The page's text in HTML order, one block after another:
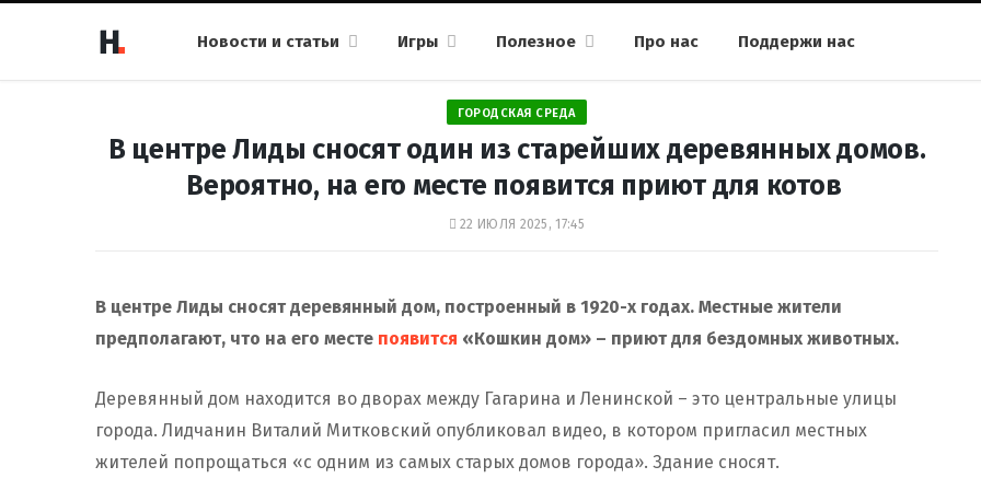
Новости и статьи Игры Полезное Про нас Поддержи нас
ГОРОДСКАЯ СРЕДА
В центре Лиды сносят один из старейших деревянных домов.
Вероятно, на его месте появится приют для котов
22 ИЮЛЯ 2025, 17:45
В центре Лиды сносят деревянный дом, построенный в 1920-х годах. Местные жители
предполагают, что на его месте появится «Кошкин дом» – приют для бездомных животных.
Деревянный дом находится во дворах между Гагарина и Ленинской – это центральные улицы
города. Лидчанин Виталий Митковский опубликовал видео, в котором пригласил местных
жителей попрощаться «с одним из самых старых домов города». Здание сносят.